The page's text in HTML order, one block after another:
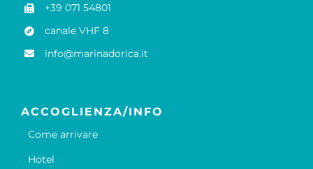
+39 071 54801
canale VHF 8
info@marinadorica.it
ACCOGLIENZA/INFO
Come arrivare
Hotel